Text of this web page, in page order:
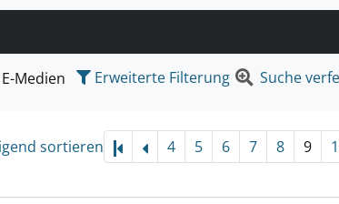
suchen wollen.
E-Medien Erweiterte Filterung Suche
sortieren 4 5 6 7 8 9